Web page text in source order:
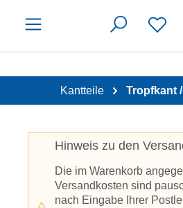
Kantteile Tropfkant
Hinweis zu den
Die im Warenkorb
Versandkosten sind
nach Eingabe Ihrer